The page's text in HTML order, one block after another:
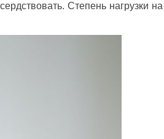
Степень нагрузки на